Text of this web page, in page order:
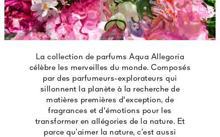
La collection de parfums Aqua Allegoria
célèbre les merveilles du monde. Composés
par des parfumeurs-explorateurs qui
sillonnent la planète à la recherche de
matières premières d'exception, de
fragrances et d'émotions pour les
transformer en allégories de la nature. Et
parce qu’aimer la nature, c’est aussi